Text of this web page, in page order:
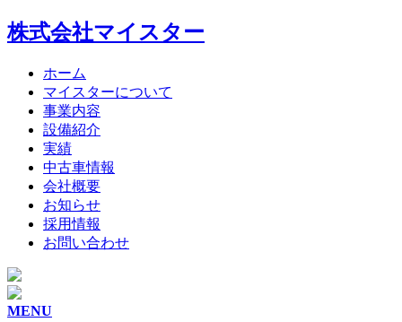
株式会社マイスター
ホーム
マイスターについて
事業内容
設備紹介
実績
中古車情報
会社概要
お知らせ
採用情報
お問い合わせ
MENU